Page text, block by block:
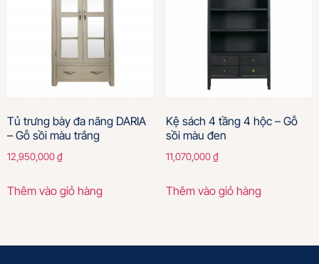
Tủ trưng bày đa năng DARIA
– Gỗ sồi màu trắng
12,950,000₫
Thêm vào giỏ hàng
Kệ sách 4 tầng 4 hộc – Gỗ
sồi màu đen
11,070,000₫
Thêm vào giỏ hàng